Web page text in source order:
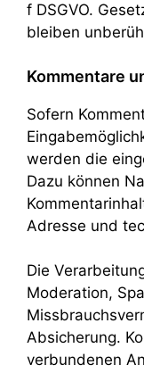
f DSGVO.
bleiben
Kommentare
Sofern
werden die
Dazu können
Adresse und
Die
Moderation,
Absicherung.
verbundenen